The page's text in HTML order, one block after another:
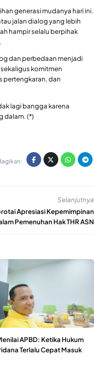
generasi mudanya hari ini.
jalan dialog yang lebih
hampir selalu berpihak
dan perbedaan menjadi
komitmen
pertengkaran, dan
lagi bangga karena
dalam. (*)
Selanjutnya
Apresiasi Kepemimpinan
Pemenuhan Hak THR ASN
APBD: Ketika Hukum
Terlalu Cepat Masuk